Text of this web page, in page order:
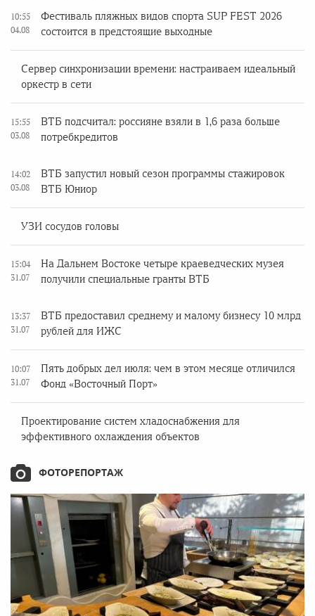
10:55
04.08
Фестиваль пляжных видов спорта SUP FEST 2026
состоится в предстоящие выходные
Сервер синхронизации времени: настраиваем идеальный
оркестр в сети
15:55
03.08
ВТБ подсчитал: россияне взяли в 1,6 раза больше
потребкредитов
14:02
03.08
ВТБ запустил новый сезон программы стажировок
ВТБ Юниор
УЗИ сосудов головы
15:04
31.07
На Дальнем Востоке четыре краеведческих музея
получили специальные гранты ВТБ
13:37
31.07
ВТБ предоставил среднему и малому бизнесу 10 млрд
рублей для ИЖС
10:07
31.07
Пять добрых дел июля: чем в этом месяце отличился
Фонд «Восточный Порт»
Проектирование систем хладоснабжения для
эффективного охлаждения объектов
ФОТОРЕПОРТАЖ